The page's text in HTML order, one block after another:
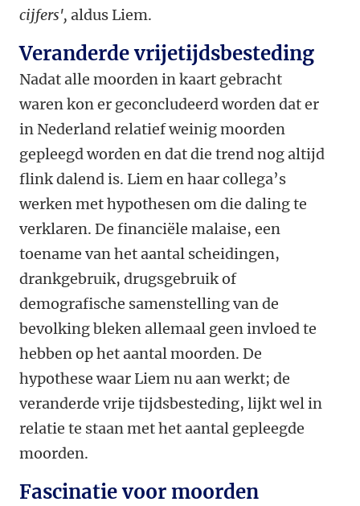
cijfers', aldus Liem.
Veranderde vrijetijdsbesteding
Nadat alle moorden in kaart gebracht
waren kon er geconcludeerd worden dat er
in Nederland relatief weinig moorden
gepleegd worden en dat die trend nog altijd
flink dalend is. Liem en haar collega’s
werken met hypothesen om die daling te
verklaren. De financiële malaise, een
toename van het aantal scheidingen,
drankgebruik, drugsgebruik of
demografische samenstelling van de
bevolking bleken allemaal geen invloed te
hebben op het aantal moorden. De
hypothese waar Liem nu aan werkt; de
veranderde vrije tijdsbesteding, lijkt wel in
relatie te staan met het aantal gepleegde
moorden.
Fascinatie voor moorden